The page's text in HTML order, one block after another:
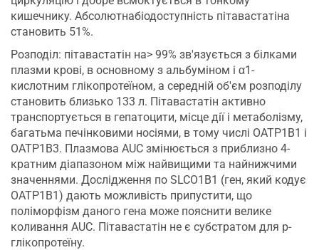
кишечнику. Абсолютнабіодоступність пітавастатіна
становить 51%.
Розподіл: пітавастатін на> 99% зв'язується з білками
плазми крові, в основному з альбуміном і α1-
кислотним глікопротеїном, а середній об'єм розподілу
становить близько 133 л. Пітавастатін активно
транспортується в гепатоцити, місце дії і метаболізму,
багатьма печінковими носіями, в тому числі ОATP1B1 і
OATP1B3. Плазмова AUC змінюється з приблизно 4-
кратним діапазоном між найвищими та найнижчими
значеннями. Дослідження по SLCO1B1 (ген, який кодує
OATP1B1) дають можливість припустити, що
поліморфізм даного гена може пояснити велике
коливання AUC. Пітавастатін не є субстратом для р-
глікопротеїну.